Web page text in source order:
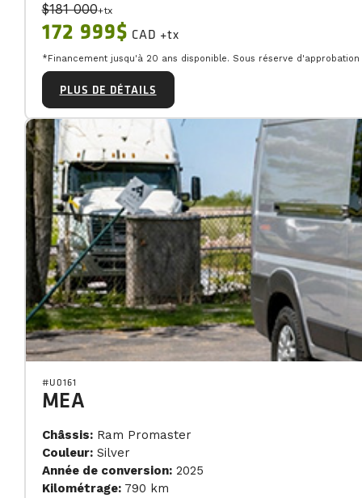
$181 000+tx
172 999$ CAD +tx
*Financement jusqu'à 20 ans disponible. Sous réserve
PLUS DE DÉTAILS
#U0161
MEA
Châssis:Ram Promaster
Couleur:Silver
Année de conversion:2025
Kilométrage:790 km